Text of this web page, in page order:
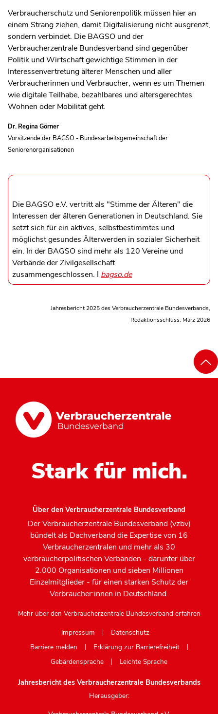
Verbraucherschutz und Seniorenpolitik müssen hier an
einem Strang ziehen, damit Digitalisierung nicht ausgrenzt,
sondern verbindet. Die BAGSO und der
Verbraucherzentrale Bundesverband sind gegenüber
Politik und Wirtschaft gewichtige Stimmen in der
Interessenvertretung älterer Menschen und aller
Verbraucherinnen und Verbraucher, wenn es um Themen
wie digitale Teilhabe, bezahlbares und altersgerechtes
Wohnen oder Mobilität geht.
Dr. Regina Görner
Vorsitzende der BAGSO - Bundesarbeitsgemeinschaft der
Seniorenorganisationen
Die BAGSO e.V. vertritt als "Stimme der Älteren" die
Interessen der älteren Generationen in Deutschland. Sie
setzt sich für ein aktives, selbstbestimmtes und
möglichst gesundes Älterwerden in sozialer Sicherheit
ein. In der BAGSO sind mehr als 120 Vereine und
Verbände der Zivilgesellschaft
zusammengeschlossen. ǀ bagso.de
Jahresbericht 2025 des Verbraucherzentrale Bundesverbands,
Redaktionsschluss: März 2026
Stark für mich.
Über den Verbraucherzentrale Bundesverband
Der Verbraucherzentrale Bundesverband (vzbv)
bündelt als Dachverband die Expertise von 16
Verbraucherzentralen und mehr als 30
verbraucherpolitischen Verbänden - darunter über
2.000 Organisationen und sieben Millionen
Einzelmitglieder - für einen starken Schutz der
Verbraucher:innen in Deutschland.
Mehr über den Verbraucherzentrale Bundesverband erfahren
Impressum
Datenschutz
Barriere melden
Erklärung zur Barrierefreiheit
Gebärdensprache
Leichte Sprache
Jahresbericht des Verbraucherzentrale Bundesverbands
Herausgeber: